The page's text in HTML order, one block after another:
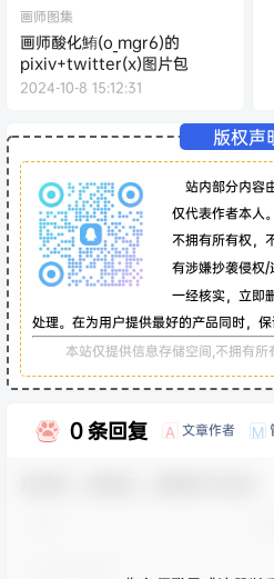
画师图集
画师酸化鮪(o_mgr6)的
pixiv+twitter(x)图片包
2024-10-8 15:12:31
版权声
站内部分内容
仅代表作者本人
不拥有所有权，
有涉嫌抄袭侵权
一经核实，立即
处理。在为用户提供最好的产品同时，保
本站仅提供信息存储空间,不拥有所
0 条回复 A 文章作者 M